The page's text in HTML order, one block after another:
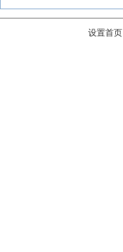
设置首页